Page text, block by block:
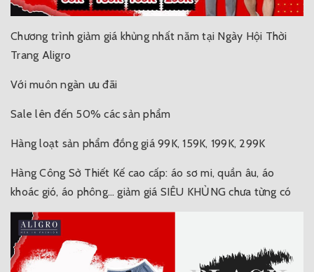
Chương trình giảm giá khủng nhất năm tại Ngày Hội Thời
Trang Aligro
Với muôn ngàn ưu đãi
Sale lên đến 50% các sản phẩm
Hàng loạt sản phẩm đồng giá 99K, 159K, 199K, 299K
Hàng Công Sở Thiết Kế cao cấp: áo sơ mi, quần âu, áo
khoác gió, áo phông… giảm giá SIÊU KHỦNG chưa từng có